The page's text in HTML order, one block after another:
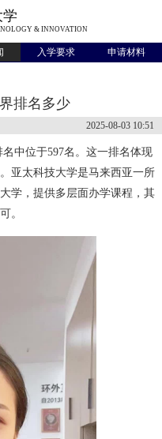
& INNOVATION
入学要求
申请材料
排名多少
2025-08-03 10:51
中位于597名。这一排名体现
亚太科技大学是马来西亚一所
学，提供多层面办学课程，其
。